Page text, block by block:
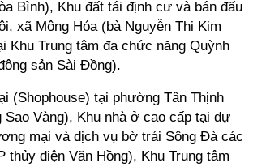
Bình), Khu đất tái định cư và bán đấu
xã Mông Hóa (bà Nguyễn Thị Kim
Khu Trung tâm đa chức năng Quỳnh
sản Sài Đồng).
(Shophouse) tại phường Tân Thịnh
Sao Vàng), Khu nhà ở cao cấp tại dự
mại và dịch vụ bờ trái Sông Đà các
thủy điện Văn Hồng), Khu Trung tâm